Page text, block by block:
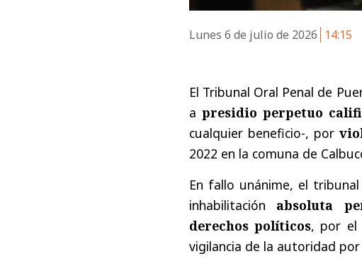
Lunes 6 de julio de 2026 14:15
El Tribunal Oral Penal de
a presidio perpetuo
cualquier beneficio-, por
2022 en la comuna de
En fallo unánime, el
inhabilitación absoluta
derechos políticos, por el
vigilancia de la autoridad